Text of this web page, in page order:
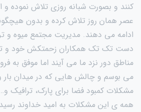
کنند و بصورت شبانه روزی تلاش نموده و
عصر همان روز تلاش کرده و بدون
ادامه می دهند. مدیریت مجتمع میوه و
دست تک تک همکاران زحمتکش خود و
مناطق دور نزد ما می آیند اما موفق به
می بوسم و چالش هایی که در میدان بار
مشکلات کمبود فضا برای پارک، ترافیک
همه ی این مشکلات به امید خداوند